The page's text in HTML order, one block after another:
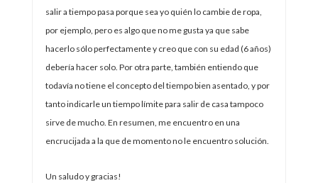
salir a tiempo pasa porque sea yo quién lo cambie de ropa,
por ejemplo, pero es algo que no me gusta ya que sabe
hacerlo sólo perfectamente y creo que con su edad (6 años)
debería hacer solo. Por otra parte, también entiendo que
todavía no tiene el concepto del tiempo bien asentado, y por
tanto indicarle un tiempo límite para salir de casa tampoco
sirve de mucho. En resumen, me encuentro en una
encrucijada a la que de momento no le encuentro solución.
Un saludo y gracias!